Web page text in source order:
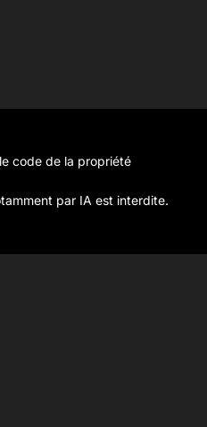
code de la propriété
par IA est interdite.